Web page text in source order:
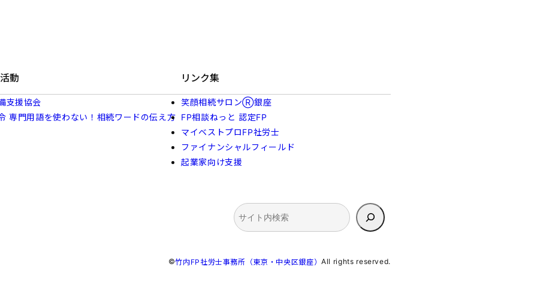
動
支援協会
専門用語を使わない！相続ワードの伝え方
リンク集
笑顔相続サロンⓇ銀座
FP相談ねっと 認定FP
マイベストプロFP社労士
ファイナンシャルフィールド
起業家向け支援
検
索
©竹内FP社労士事務所（東京・中央区銀座）All rights reserved.